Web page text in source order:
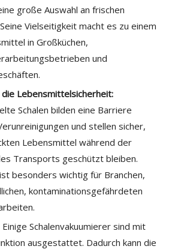
große Auswahl an frischen
Vielseitigkeit macht es zu einem
in Großküchen,
und
Lebensmittelsicherheit:
Schalen bilden eine Barriere
und stellen sicher,
Lebensmittel während der
Transports geschützt bleiben.
besonders wichtig für Branchen,
kontaminationsgefährdeten
Einige Schalenvakuumierer sind mit
ausgestattet. Dadurch kann die